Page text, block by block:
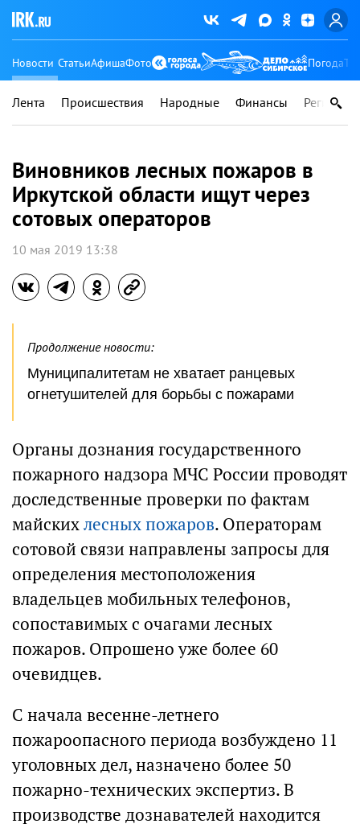
Новости СтатьиАфишаФото Погода
Лента Происшествия Народные Финансы Регионы
Виновников лесных пожаров в
Иркутской области ищут через
сотовых операторов
10 мая 2019 13:38
Продолжение новости:
Муниципалитетам не хватает ранцевых
огнетушителей для борьбы с пожарами
Органы дознания государственного
пожарного надзора МЧС России проводят
доследственные проверки по фактам
майскихлесных пожаров. Операторам
сотовой связи направлены запросы для
определения местоположения
владельцев мобильных телефонов,
сопоставимых с очагами лесных
пожаров. Опрошено уже более 60
очевидцев.
С начала весенне-летнего
пожароопасного периода возбуждено 11
уголовных дел, назначено более 50
пожарно-технических экспертиз. В
производстве дознавателей находится